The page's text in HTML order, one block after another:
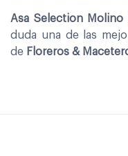
Asa Selection Molino
duda una de las
de Floreros &